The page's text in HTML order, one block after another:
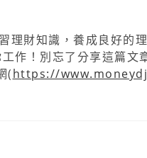
理財知識，養成良好的
工作！別忘了分享這篇文
(https://